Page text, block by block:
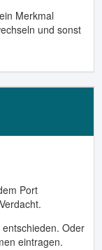
Merkmal
und sonst
Port
Oder
eintragen.